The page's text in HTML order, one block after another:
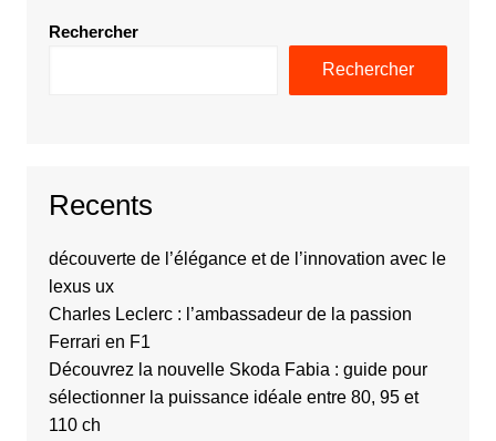
Rechercher
Rechercher
Recents
découverte de l’élégance et de l’innovation avec le
lexus ux
Charles Leclerc : l’ambassadeur de la passion
Ferrari en F1
Découvrez la nouvelle Skoda Fabia : guide pour
sélectionner la puissance idéale entre 80, 95 et
110 ch